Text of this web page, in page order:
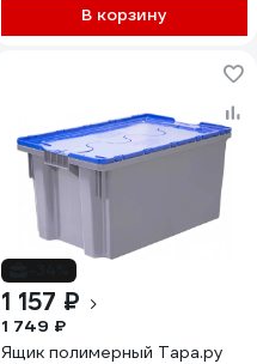
В корзину
1 157 ₽
1 749 ₽
Ящик полимерный Тара.ру